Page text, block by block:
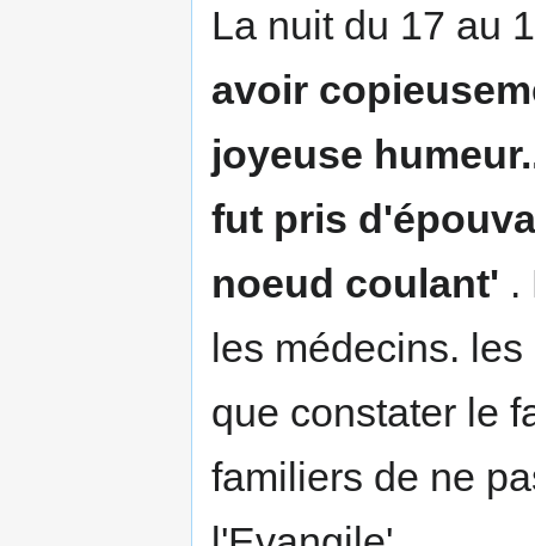
La nuit du 17 au
avoir
joyeuse
fut pris
noeud coulant' .
les médecins.
que constater le
familiers de ne